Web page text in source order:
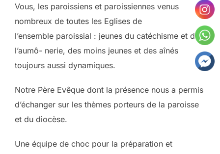
Vous, les paroissiens et paroissiennes venus
nombreux de toutes les Eglises de
l’ensemble paroissial : jeunes du catéchisme et de
l’aumô- nerie, des moins jeunes et des aînés
toujours aussi dynamiques.
Notre Père Evêque dont la présence nous a permis
d’échanger sur les thèmes porteurs de la paroisse
et du diocèse.
Une équipe de choc pour la préparation et